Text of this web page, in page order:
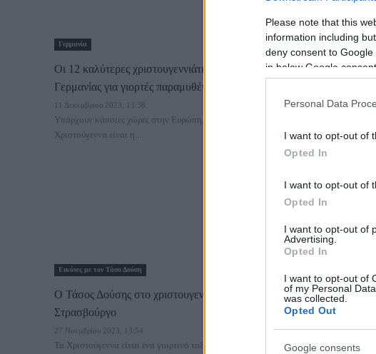
Please note that this
information including
deny consent to
in below Google
Personal Data
I want to opt-out of
Opted In
I want to opt-out of
Opted In
I want to opt-out of
Advertising.
Opted In
I want to opt-out of
of my Personal
was collected.
Opted Out
Google consents
Γερμανία
Οι 12 καλύτερες χριστουγεννιάτικες αγορές της
Γερμανίας για γιορτές παραμυθένιες
11 Δεκεμβρίου 2023, 13:38
Υπάρχουν κάποιες χώρες στην Ευρώπη, που πως να το κάνουμε, τα
Χριστούγεννα είναι η...
Ευρώπη
5
27
Εικόνες με τον Τάσο Δούση
Ο Τάσος Δούσης στο χριστουγεννιάτικο, στολισμένο
Στρασβούργο
27 Νοεμβρίου 2023, 13:54
Τα Χριστούγεννα είναι ένα γιορτινό ταξίδι, σε έναν κόσμο πιο
23